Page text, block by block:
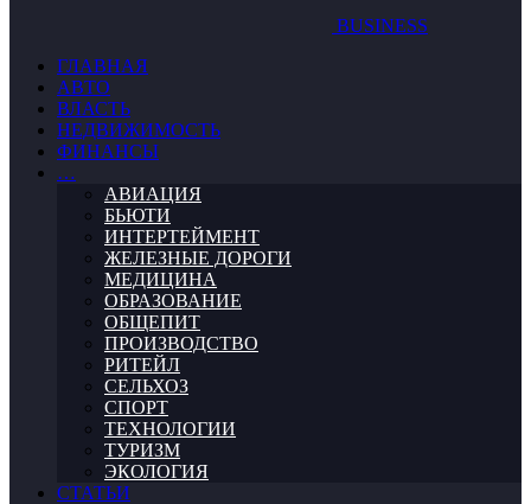
BUSINESS
ГЛАВНАЯ
АВТО
ВЛАСТЬ
НЕДВИЖИМОСТЬ
ФИНАНСЫ
…
АВИАЦИЯ
БЬЮТИ
ИНТЕРТЕЙМЕНТ
ЖЕЛЕЗНЫЕ ДОРОГИ
МЕДИЦИНА
ОБРАЗОВАНИЕ
ОБЩЕПИТ
ПРОИЗВОДСТВО
РИТЕЙЛ
СЕЛЬХОЗ
СПОРТ
ТЕХНОЛОГИИ
ТУРИЗМ
ЭКОЛОГИЯ
СТАТЬИ